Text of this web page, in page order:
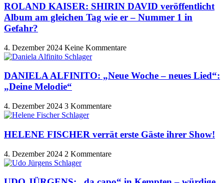
ROLAND KAISER: SHIRIN DAVID veröffentlicht
Album am gleichen Tag wie er – Nummer 1 in
Gefahr?
4. Dezember 2024 Keine Kommentare
DANIELA ALFINITO: „Neue Woche – neues Lied“:
„Deine Melodie“
4. Dezember 2024 3 Kommentare
HELENE FISCHER verrät erste Gäste ihrer Show!
4. Dezember 2024 2 Kommentare